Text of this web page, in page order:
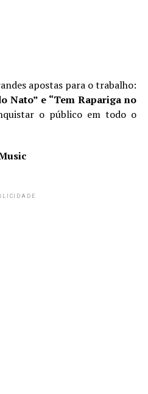
apostas para o trabalho:
Nato” e “Tem Rapariga no
o público em todo o